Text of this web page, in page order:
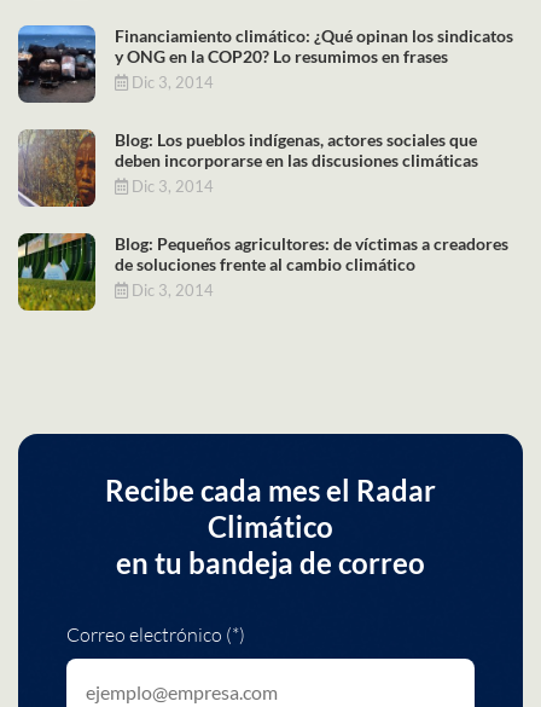
Financiamiento climático: ¿Qué opinan los sindicatos
y ONG en la COP20? Lo resumimos en frases
Dic 3, 2014
Blog: Los pueblos indígenas, actores sociales que
deben incorporarse en las discusiones climáticas
Dic 3, 2014
Blog: Pequeños agricultores: de víctimas a creadores
de soluciones frente al cambio climático
Dic 3, 2014
Recibe cada mes el Radar
Climático
en tu bandeja de correo
Correo electrónico (*)